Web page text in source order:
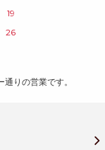
19
26
りの営業です。